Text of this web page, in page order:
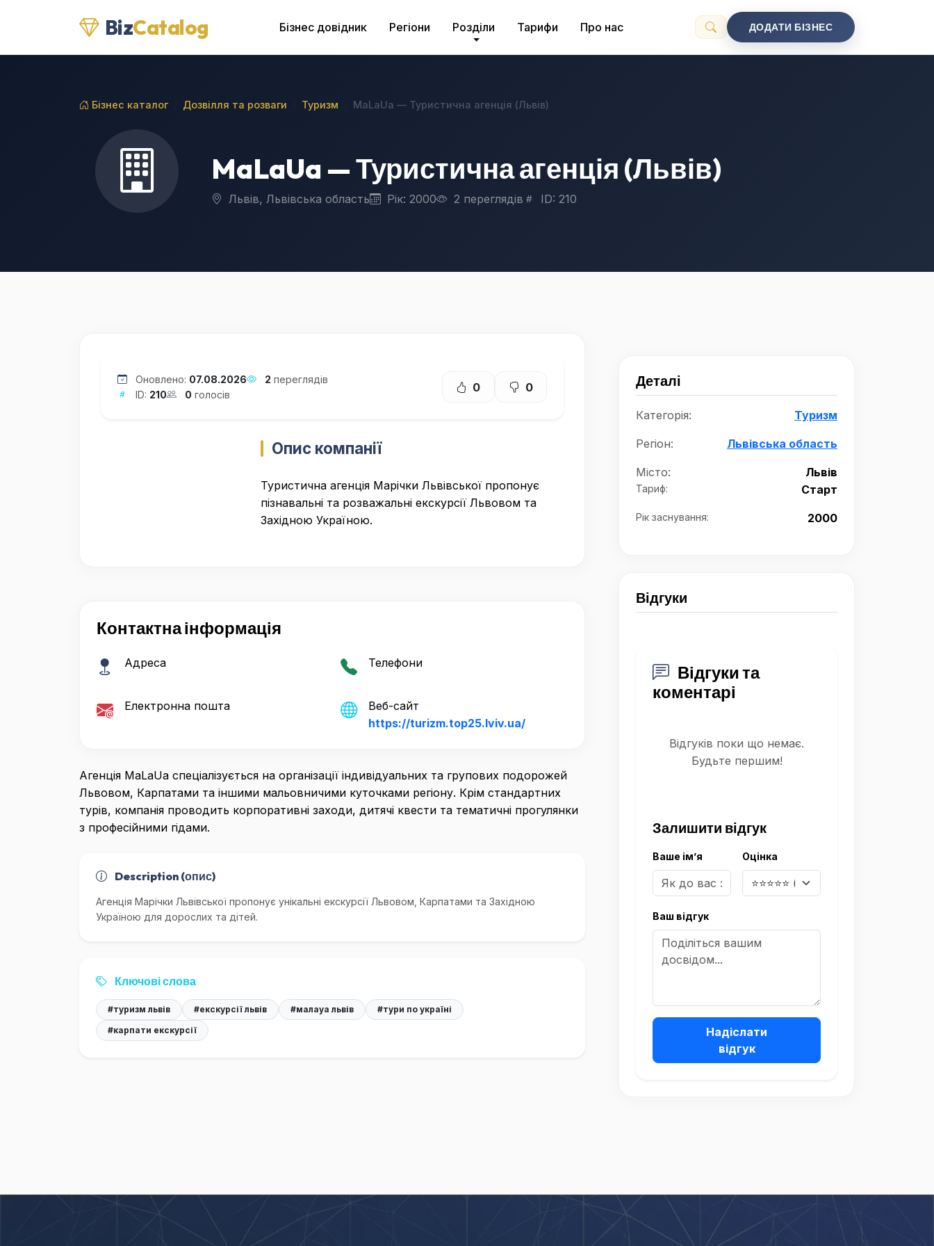
BizCatalog Бізнес довідник Регіони Розділи Тарифи Про нас ДОДАТИ БІЗНЕС
Бізнес каталог Дозвілля та розваги Туризм MaLaUa — Туристична агенція (Львів)
MaLaUa — Туристична агенція (Львів)
Львів, Львівська область Рік: 2000 2 переглядів ID: 210
Оновлено: 07.08.2026 2 переглядів
ID: 210 0 голосів
0 0
Опис компанії
Туристична агенція Марічки Львівської пропонує
пізнавальні та розважальні екскурсії Львовом та
Західною Україною.
Контактна інформація
Адреса Телефони
Електронна пошта
Веб-сайт
https://turizm.top25.lviv.ua/
Агенція MaLaUa спеціалізується на організації індивідуальних та групових подорожей
Львовом, Карпатами та іншими мальовничими куточками регіону. Крім стандартних
турів, компанія проводить корпоративні заходи, дитячі квести та тематичні прогулянки
з професійними гідами.
Description (опис)
Агенція Марічки Львівської пропонує унікальні екскурсії Львовом, Карпатами та Західною
Україною для дорослих та дітей.
Ключові слова
#туризм львів #екскурсії львів #малауа львів
#тури по україні
#карпати екскурсії
Деталі
Категорія: Туризм
Регіон: Львівська область
Місто: Львів
Тариф: Старт
Рік заснування: 2000
Відгуки
Відгуки та
коментарі
Відгуків поки що немає.
Будьте першим!
Залишити відгук
Ваше ім’я Оцінка
Ваш відгук
Надіслати
відгук